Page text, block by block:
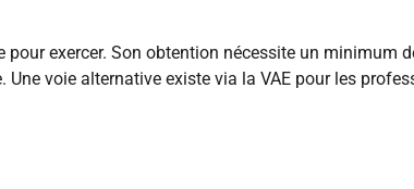
exercer. Son obtention nécessite un minimum
voie alternative existe via la VAE pour les